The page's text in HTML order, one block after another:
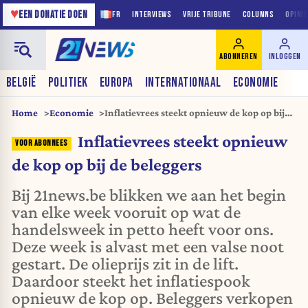
FR INTERVIEWS VRIJE TRIBUNE COLUMNS
♥EEN DONATIE DOEN
BELGIË POLITIEK EUROPA INTERNATIONAAL ECONOMIE
ABONNEREN INLOGGEN
Home Economie
Inflatievrees steekt opnieuw de kop op bij
Inflatievrees steekt opnieuw
de kop op bij de beleggers
Bij 21news.be blikken we aan het begin
van elke week vooruit op wat de
handelsweek in petto heeft voor ons.
Deze week is alvast met een valse noot
gestart. De olieprijs zit in de lift.
Daardoor steekt het inflatiespook
opnieuw de kop op. Beleggers verkopen